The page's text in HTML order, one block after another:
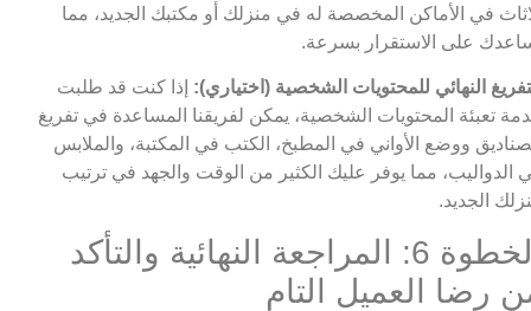
في الأماكن المخصصة له في منزلك أو مكتبك الجديد، مما
على الاستقرار بسرعة.
النهائي للمحتويات الشخصية (اختياري): إذا كنت قد طلبت
تعبئة المحتويات الشخصية، يمكن لفريقنا المساعدة في تفريغ
ووضع الأواني في المطبخ، الكتب في المكتبة، والملابس
الدواليب، مما يوفر عليك الكثير من الوقت والجهد في ترتيب
الجديد.
الخطوة 6: المراجعة النهائية والتأكد
رضا العميل التام